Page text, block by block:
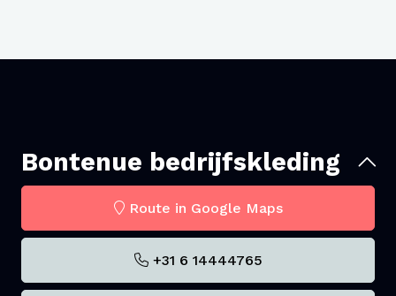
Bontenue bedrijfskleding
Route in Google Maps
+31 6 14444765